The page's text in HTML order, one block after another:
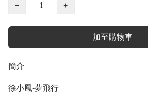
−
+
加至購物車
簡介
徐小鳳-夢飛行